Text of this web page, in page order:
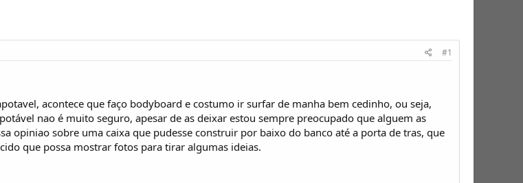
#1
acontece que faço bodyboard e costumo ir surfar de manha bem cedinho, ou seja,
nao é muito seguro, apesar de as deixar estou sempre preocupado que alguem as
opiniao sobre uma caixa que pudesse construir por baixo do banco até a porta de tras, que
que possa mostrar fotos para tirar algumas ideias.